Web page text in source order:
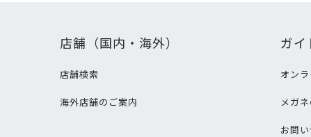
店舗（国内・海外）
店舗検索
海外店舗のご案内
ガイ
オン
メガ
お問